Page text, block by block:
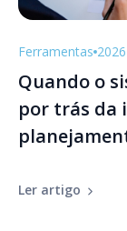
Ferramentas
Quando o
por trás da
Ler artigo